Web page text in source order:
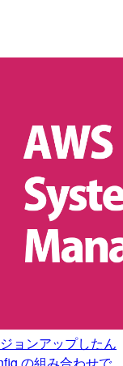
ョンアップしたん
の組み合わせで